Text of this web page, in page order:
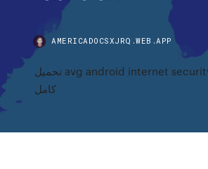
AMERICADOCSXJRQ.WEB.APP
تحميل avg android internet security free version
كامل